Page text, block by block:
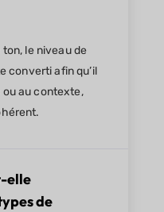
le niveau de
converti afin qu’il
au contexte,
elle
de